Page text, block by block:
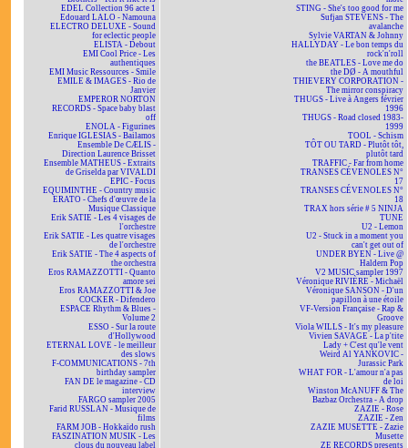
EDEL Collection 96 acte 1
Edouard LALO - Namouna
ELECTRO DELUXE - Sound
for eclectic people
ELISTA - Debout
EMI Cool Price - Les
authentiques
EMI Music Ressources - Smile
EMILE & IMAGES - Rio de
Janvier
EMPEROR NORTON
RECORDS - Space baby blast
off
ENOLA - Figurines
Enrique IGLESIAS - Bailamos
Ensemble De CÆLIS -
Direction Laurence Brisset
Ensemble MATHEUS - Extraits
de Griselda par VIVALDI
EPIC - Focus
EQUIMINTHE - Country music
ERATO - Chefs d'œuvre de la
Musique Classique
Erik SATIE - Les 4 visages de
l'orchestre
Erik SATIE - Les quatre visages
de l'orchestre
Erik SATIE - The 4 aspects of
the orchestra
Eros RAMAZZOTTI - Quanto
amore sei
Eros RAMAZZOTTI & Joe
COCKER - Difendero
ESPACE Rhythm & Blues -
Volume 2
ESSO - Sur la route
d'Hollywood
ETERNAL LOVE - le meilleur
des slows
F-COMMUNICATIONS - 7th
birthday sampler
FAN DE le magazine - CD
interview
FARGO sampler 2005
Farid RUSSLAN - Musique de
films
FARM JOB - Hokkaïdo rush
FASZINATION MUSIK - Les
clous du nouveau label
STING - She's too good for me
Sufjan STEVENS - The
avalanche
Sylvie VARTAN & Johnny
HALLYDAY - Le bon temps du
rock'n'roll
the BEATLES - Love me do
the DØ - A mouthful
THIEVERY CORPORATION -
The mirror conspiracy
THUGS - Live à Angers février
1996
THUGS - Road closed 1983-
1999
TOOL - Schism
TÔT OU TARD - Plutôt tôt,
plutôt tard
TRAFFIC - Far from home
TRANSES CÉVENOLES N°
17
TRANSES CÉVENOLES N°
18
TRAX hors série # 5 NINJA
TUNE
U2 - Lemon
U2 - Stuck in a moment you
can't get out of
UNDER BYEN - Live @
Haldern Pop
V2 MUSIC sampler 1997
Véronique RIVIÈRE - Michaël
Véronique SANSON - D'un
papillon à une étoile
VF-Version Française - Rap &
Groove
Viola WILLS - It's my pleasure
Vivien SAVAGE - La p'tite
Lady + C'est qu'le vent
Weird Al YANKOVIC -
Jurassic Park
WHAT FOR - L'amour n'a pas
de loi
Winston McANUFF & The
Bazbaz Orchestra - A drop
ZAZIE - Rose
ZAZIE - Zen
ZAZIE MUSETTE - Zazie
Musette
ZE RECORDS presents